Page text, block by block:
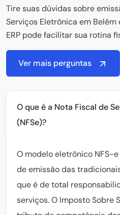
Tire suas dúvidas sobre
Serviços Eletrônica em
ERP pode facilitar sua rotina
Ver mais perguntas
O que é a Nota Fiscal de
(NFSe)?
O modelo eletrônico NFS-
de emissão das
que é de total
serviços. O Imposto Sobre